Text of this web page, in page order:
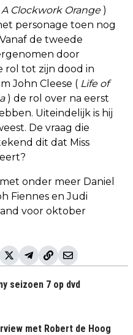
Clockwork Orange)
personage toen nog
de tweede
door
rol tot zijn dood in
John Cleese ( Life of
) de rol over na eerst
Uiteindelijk is hij
De vraag die
dit dat Miss
onder meer Daniel
Fiennes en Judi
voor oktober
seizoen 7 op dvd
met Robert de Hoog